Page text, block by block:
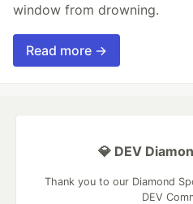
window from drowning.
Read more →
💎 DEV
Thank you to our Diamond
DEV